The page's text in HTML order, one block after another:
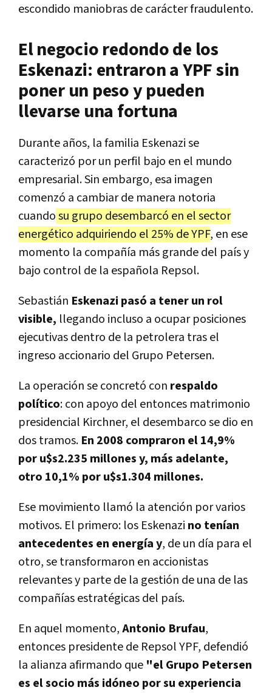
escondido maniobras de carácter fraudulento.
El negocio redondo de los
Eskenazi: entraron a YPF sin
poner un peso y pueden
llevarse una fortuna
Durante años, la familia Eskenazi se
caracterizó por un perfil bajo en el mundo
empresarial. Sin embargo, esa imagen
comenzó a cambiar de manera notoria
cuandosu grupo desembarcó en el sector
energético adquiriendo el 25% de YPF, en ese
momento la compañía más grande del país y
bajo control de la española Repsol.
Sebastián Eskenazi pasó a tener un rol
visible, llegando incluso a ocupar posiciones
ejecutivas dentro de la petrolera tras el
ingreso accionario del Grupo Petersen.
La operación se concretó con respaldo
político: con apoyo del entonces matrimonio
presidencial Kirchner, el desembarco se dio en
dos tramos. En 2008 compraron el 14,9%
por u$s2.235 millones y, más adelante,
otro 10,1% por u$s1.304 millones.
Ese movimiento llamó la atención por varios
motivos. El primero: los Eskenazi no tenían
antecedentes en energía y, de un día para el
otro, se transformaron en accionistas
relevantes y parte de la gestión de una de las
compañías estratégicas del país.
En aquel momento,Antonio Brufau,
entonces presidente de Repsol YPF, defendió
la alianza afirmando que "el Grupo Petersen
es el socio más idóneo por su experiencia